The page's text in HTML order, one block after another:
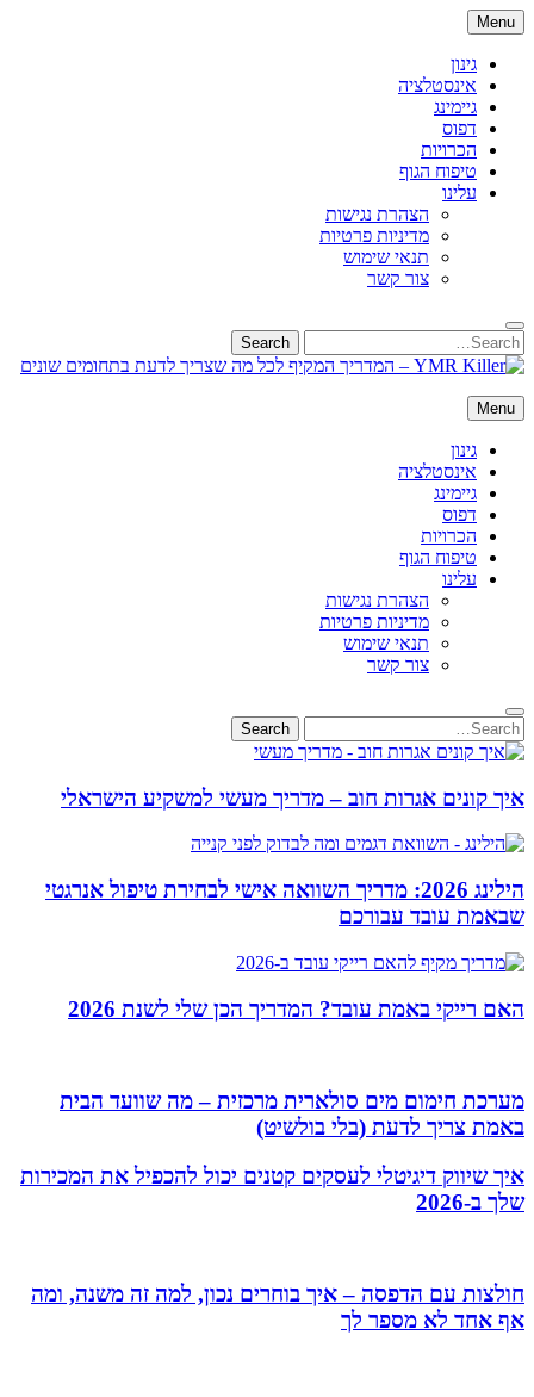
Skip
to
content
Menu
גינון
אינסטלציה
גיימינג
דפוס
הכרויות
טיפוח הגוף
עלינו
הצהרת נגישות
מדיניות פרטיות
תנאי שימוש
צור קשר
Search
for:
Search
YMR Killer – המדריך המקיף לכל מה שצריך לדעת בתחומים שונים
נושאים – מטיפוח הגוף וגינון ביתי ועד פיננסים, אינסטלציה וגיימינג. גלו תוכן
איכותי ומעודכן שיעזור לכם לקבל החלטות חכמות. 🚀
Menu
גינון
אינסטלציה
גיימינג
דפוס
הכרויות
טיפוח הגוף
עלינו
הצהרת נגישות
מדיניות פרטיות
תנאי שימוש
צור קשר
Search
for:
Search
איך קונים אגרות חוב – מדריך מעשי למשקיע הישראלי
הילינג 2026: מדריך השוואה אישי לבחירת טיפול אנרגטי
שבאמת עובד עבורכם
האם רייקי באמת עובד? המדריך הכן שלי לשנת 2026
מערכת חימום מים סולארית מרכזית – מה שוועד הבית
באמת צריך לדעת (בלי בולשיט)
איך שיווק דיגיטלי לעסקים קטנים יכול להכפיל את המכירות
שלך ב-2026
חולצות עם הדפסה – איך בוחרים נכון, למה זה משנה, ומה
אף אחד לא מספר לך